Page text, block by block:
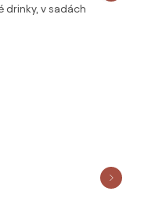
drinky, v sadách